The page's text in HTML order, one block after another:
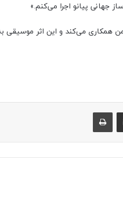
جهانی پیانو اجرا می‌کنم.»
من همکاری می‌کند و این اثر موسیقی
اشتراک گذاری از طریق ایمیل چاپ